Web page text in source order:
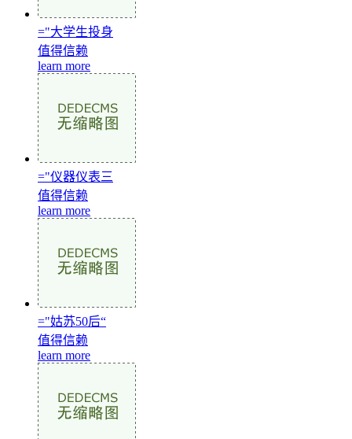
="大学生投身
值得信赖
learn more
="仪器仪表三
值得信赖
learn more
="姑苏50后“
值得信赖
learn more